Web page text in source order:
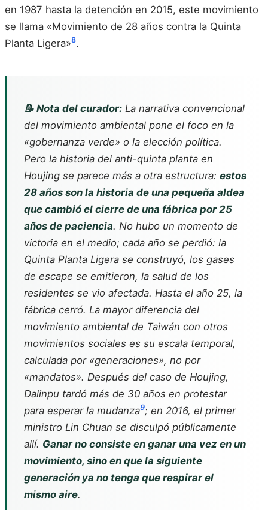
en 1987 hasta la detención en 2015, este movimiento
se llama «Movimiento de 28 años contra la Quinta
Planta Ligera»8.
📝 Nota del curador: La narrativa convencional
del movimiento ambiental pone el foco en la
«gobernanza verde» o la elección política.
Pero la historia del anti-quinta planta en
Houjing se parece más a otra estructura: estos
28 años son la historia de una pequeña aldea
que cambió el cierre de una fábrica por 25
años de paciencia. No hubo un momento de
victoria en el medio; cada año se perdió: la
Quinta Planta Ligera se construyó, los gases
de escape se emitieron, la salud de los
residentes se vio afectada. Hasta el año 25, la
fábrica cerró. La mayor diferencia del
movimiento ambiental de Taiwán con otros
movimientos sociales es su escala temporal,
calculada por «generaciones», no por
«mandatos». Después del caso de Houjing,
Dalinpu tardó más de 30 años en protestar
para esperar la mudanza9; en 2016, el primer
ministro Lin Chuan se disculpó públicamente
allí. Ganar no consiste en ganar una vez en un
movimiento, sino en que la siguiente
generación ya no tenga que respirar el
mismo aire.